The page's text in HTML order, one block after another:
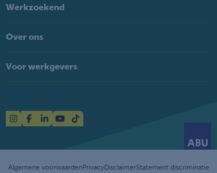
Werkzoekend
Over ons
Voor werkgevers
Algemene voorwaardenPrivacyDisclaimerStatement discriminatie